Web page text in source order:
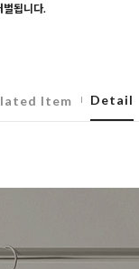
벌됩니다.
Item Detail